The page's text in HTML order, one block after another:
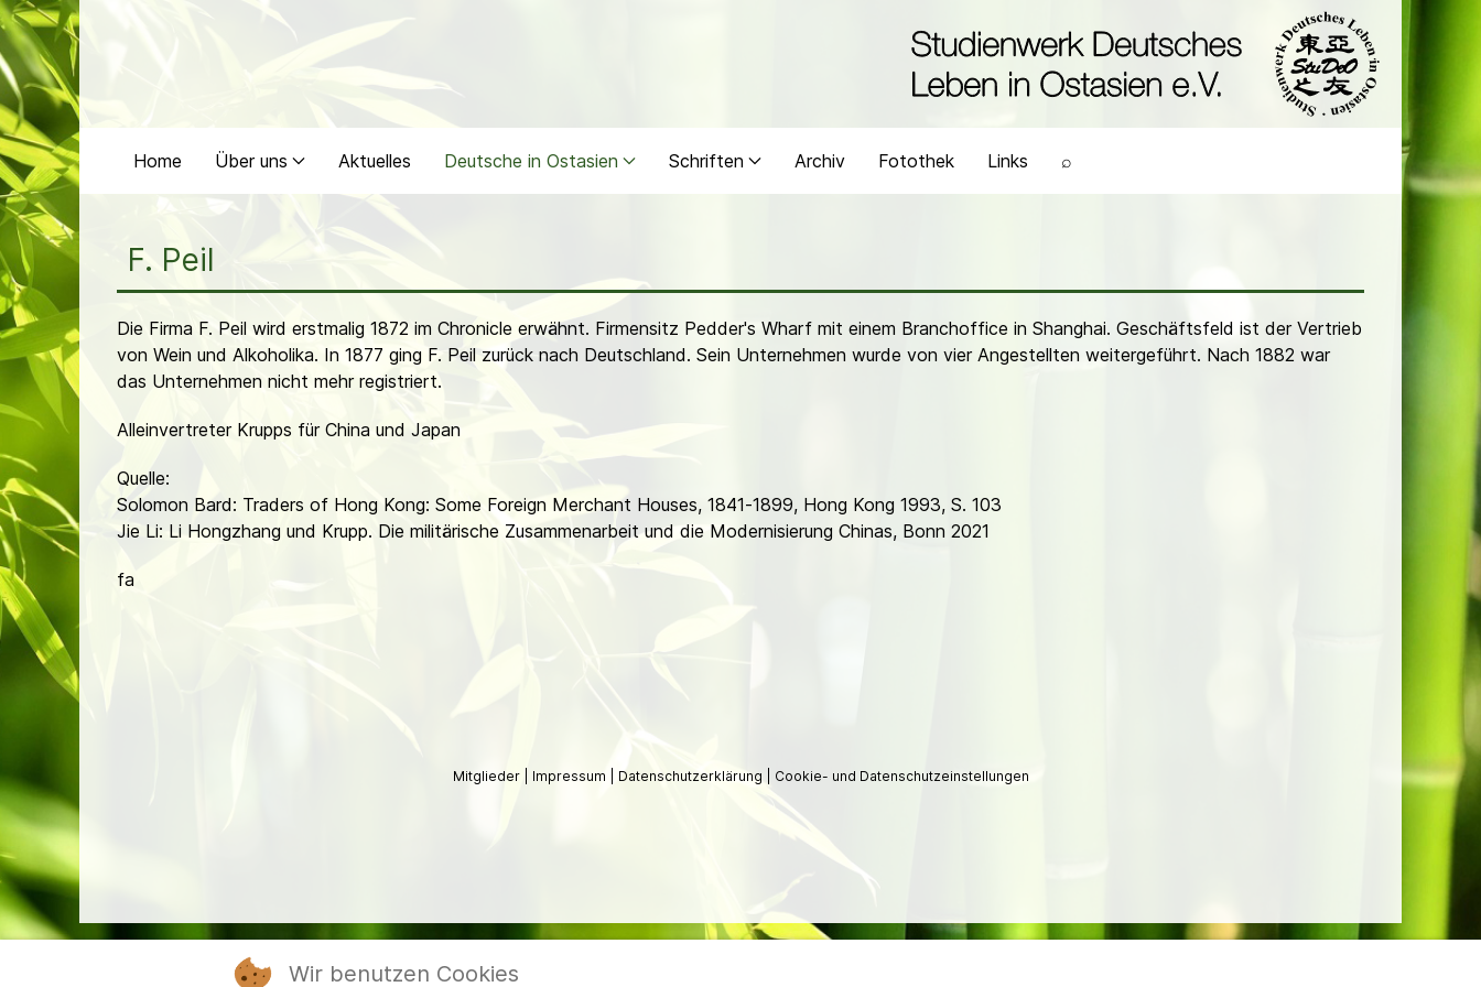
Home Über uns Aktuelles Deutsche in Ostasien Schriften Archiv Fotothek Links ⌕
F. Peil
Die Firma F. Peil wird erstmalig 1872 im Chronicle erwähnt. Firmensitz Pedder's Wharf mit einem Branchoffice in Shanghai. Geschäftsfeld ist der Vertrieb
von Wein und Alkoholika. In 1877 ging F. Peil zurück nach Deutschland. Sein Unternehmen wurde von vier Angestellten weitergeführt. Nach 1882 war
das Unternehmen nicht mehr registriert.
Alleinvertreter Krupps für China und Japan
Quelle:
Solomon Bard: Traders of Hong Kong: Some Foreign Merchant Houses, 1841-1899, Hong Kong 1993, S. 103
Jie Li: Li Hongzhang und Krupp. Die militärische Zusammenarbeit und die Modernisierung Chinas, Bonn 2021
fa
Mitglieder Impressum Datenschutzerklärung Cookie- und Datenschutzeinstellungen
Wir benutzen Cookies